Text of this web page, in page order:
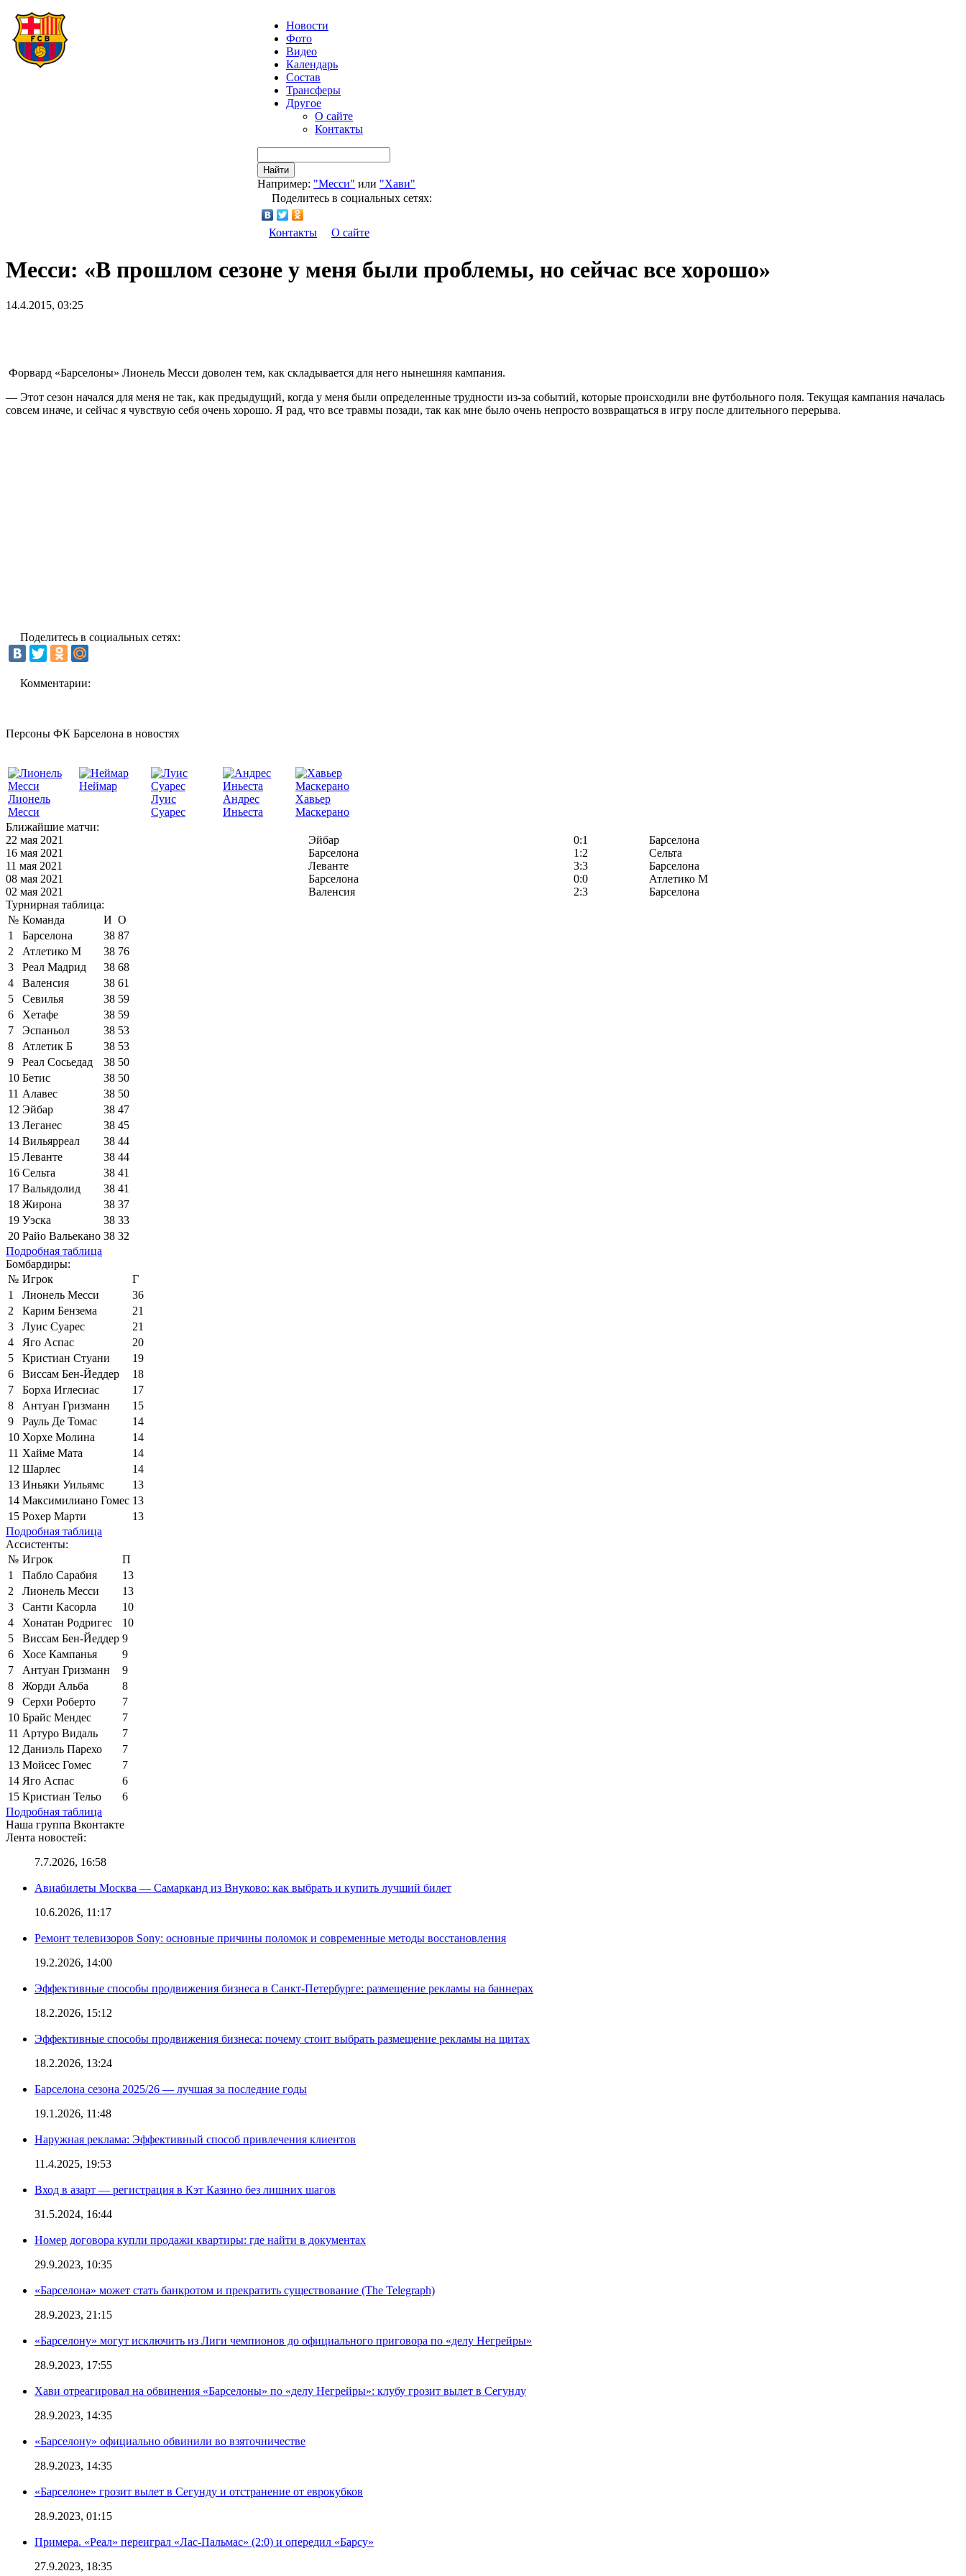
Новости
Фото
Видео
Календарь
Состав
Трансферы
Другое
О сайте
Контакты
Найти
Например: "Месси" или "Хави"
Поделитесь в социальных сетях:
Контакты О сайте
Месси: «В прошлом сезоне у меня были проблемы, но сейчас все хорошо»
14.4.2015, 03:25
Форвард «Барселоны» Лионель Месси доволен тем, как складывается для него нынешняя кампания.
— Этот сезон начался для меня не так, как предыдущий, когда у меня были определенные трудности из-за событий, которые происходили вне футбольного поля. Текущая кампания началась
совсем иначе, и сейчас я чувствую себя очень хорошо. Я рад, что все травмы позади, так как мне было очень непросто возвращаться в игру после длительного перерыва.
Поделитесь в социальных сетях:
Комментарии:
Персоны ФК Барселона в новостях
Лионель
Месси
Неймар
Луис
Суарес
Андрес
Иньеста
Хавьер
Маскерано
Ближайшие матчи:
22 мая 2021
Эйбар 0:1
Барселона
16 мая 2021
Барселона 1:2
Сельта
11 мая 2021
Леванте 3:3
Барселона
08 мая 2021
Барселона 0:0
Атлетико М
02 мая 2021
Валенсия 2:3
Барселона
Турнирная таблица:
№ Команда И О
1
Барселона 38 87
2
Атлетико М 38 76
3
Реал Мадрид 38 68
4
Валенсия 38 61
5
Севилья 38 59
6
Хетафе 38 59
7
Эспаньол 38 53
8
Атлетик Б 38 53
9
Реал Сосьедад 38 50
10 Бетис 38 50
11 Алавес 38 50
12 Эйбар 38 47
13 Леганес 38 45
14 Вильярреал 38 44
15 Леванте 38 44
16 Сельта 38 41
17 Вальядолид 38 41
18 Жирона 38 37
19 Уэска 38 33
20 Райо Вальекано 38 32
Подробная таблица
Бомбардиры:
№ Игрок
Г
1
Лионель Месси
36
2
Карим Бензема
21
3
Луис Суарес
21
4
Яго Аспас
20
5
Кристиан Стуани
19
6
Виссам Бен-Йеддер
18
7
Борха Иглесиас
17
8
Антуан Гризманн
15
9
Рауль Де Томас
14
10 Хорхе Молина
14
11 Хайме Мата
14
12 Шарлес
14
13 Иньяки Уильямс
13
14 Максимилиано Гомес 13
15 Рохер Марти
13
Подробная таблица
Ассистенты:
№ Игрок
П
1
Пабло Сарабия
13
2
Лионель Месси
13
3
Санти Касорла
10
4
Хонатан Родригес
10
5
Виссам Бен-Йеддер 9
6
Хосе Кампанья
9
7
Антуан Гризманн
9
8
Жорди Альба
8
9
Серхи Роберто
7
10 Брайс Мендес
7
11 Артуро Видаль
7
12 Даниэль Парехо
7
13 Мойсес Гомес
7
14 Яго Аспас
6
15 Кристиан Тельо
6
Подробная таблица
Наша группа Вконтакте
Лента новостей:
7.7.2026, 16:58
Авиабилеты Москва — Самарканд из Внуково: как выбрать и купить лучший билет
10.6.2026, 11:17
Ремонт телевизоров Sony: основные причины поломок и современные методы восстановления
19.2.2026, 14:00
Эффективные способы продвижения бизнеса в Санкт-Петербурге: размещение рекламы на баннерах
18.2.2026, 15:12
Эффективные способы продвижения бизнеса: почему стоит выбрать размещение рекламы на щитах
18.2.2026, 13:24
Барселона сезона 2025/26 — лучшая за последние годы
19.1.2026, 11:48
Наружная реклама: Эффективный способ привлечения клиентов
11.4.2025, 19:53
Вход в азарт — регистрация в Кэт Казино без лишних шагов
31.5.2024, 16:44
Номер договора купли продажи квартиры: где найти в документах
29.9.2023, 10:35
«Барселона» может стать банкротом и прекратить существование (The Telegraph)
28.9.2023, 21:15
«Барселону» могут исключить из Лиги чемпионов до официального приговора по «делу Негрейры»
28.9.2023, 17:55
Хави отреагировал на обвинения «Барселоны» по «делу Негрейры»: клубу грозит вылет в Сегунду
28.9.2023, 14:35
«Барселону» официально обвинили во взяточничестве
28.9.2023, 14:35
«Барселоне» грозит вылет в Сегунду и отстранение от еврокубков
28.9.2023, 01:15
Примера. «Реал» переиграл «Лас-Пальмас» (2:0) и опередил «Барсу»
27.9.2023, 18:35